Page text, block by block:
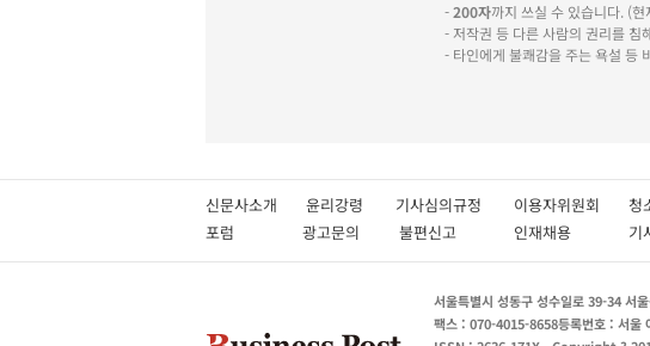
-200자까지 쓰실 수 있습니다. (
- 저작권 등 다른 사람의 권리를 침
- 타인에게 불쾌감을 주는 욕설 등
신문사소개 윤리강령 기사심의규정 이용자위원회
포럼
광고문의 불편신고 인재채용
서울특별시 성동구 성수일로 39-34 서
팩스 : 070-4015-8658등록번호 : 서울